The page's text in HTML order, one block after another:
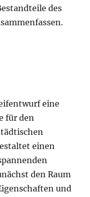
des
eine
für den
einen
den Raum
und